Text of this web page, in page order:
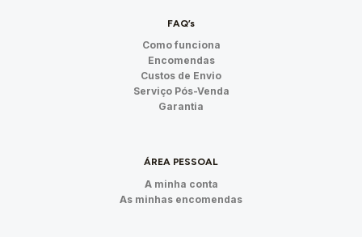
FAQ’s
Como funciona
Encomendas
Custos de Envio
Serviço Pós-Venda
Garantia
ÁREA PESSOAL
A minha conta
As minhas encomendas